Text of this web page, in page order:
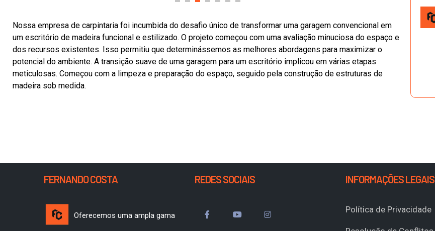
Nossa empresa de carpintaria foi incumbida do desafio único de transformar uma garagem convencional em
um escritório de madeira funcional e estilizado. O projeto começou com uma avaliação minuciosa do espaço e
dos recursos existentes. Isso permitiu que determinássemos as melhores abordagens para maximizar o
potencial do ambiente. A transição suave de uma garagem para um escritório implicou em várias etapas
meticulosas. Começou com a limpeza e preparação do espaço, seguido pela construção de estruturas de
madeira sob medida.
FERNANDO COSTA
Oferecemos uma ampla gama
REDES SOCIAIS INFORMAÇÕES LEGAIS
Política de Privacidade